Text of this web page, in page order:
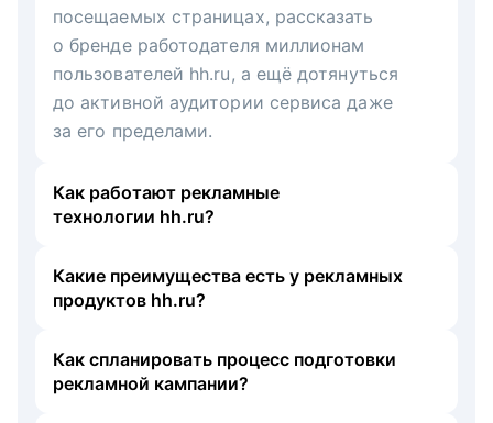
посещаемых страницах, рассказать
о бренде работодателя миллионам
пользователей hh.ru, а ещё дотянуться
до активной аудитории сервиса даже
за его пределами.
Как работают рекламные
технологии hh.ru?
Какие преимущества есть у рекламных
продуктов hh.ru?
Как спланировать процесс подготовки
рекламной кампании?